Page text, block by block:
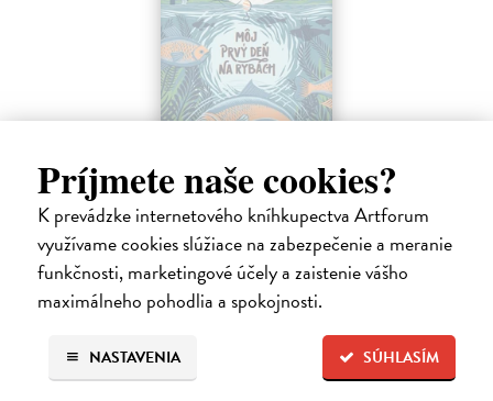
Príjmete naše cookies?
K prevádzke internetového kníhkupectva Artforum
využívame cookies slúžiace na zabezpečenie a meranie
funkčnosti, marketingové účely a zaistenie vášho
maximálneho pohodlia a spokojnosti.
SÚHLASÍM
NASTAVENIA
Môj prvý deň na rybách
Millard Will| Kniha
V bohato ilustrovanej príručke nájdu mladí záujemcovia všetky
dôležité informácie, ktoré budú potrebovať, kým sa vydajú na svoju
prvú rybačku. Autor knihy Will Millard, skúsený rybár, cestovateľ a
13,90 €